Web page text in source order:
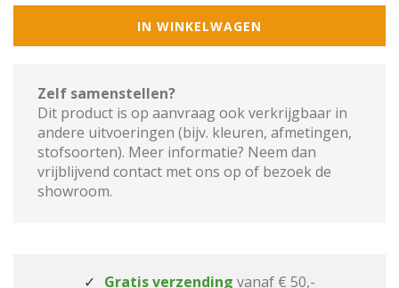
IN WINKELWAGEN
Zelf samenstellen?
Dit product is op aanvraag ook verkrijgbaar in
andere uitvoeringen (bijv. kleuren, afmetingen,
stofsoorten). Meer informatie? Neem dan
vrijblijvend contact met ons op of bezoek de
showroom.
Gratis verzending vanaf € 50,-